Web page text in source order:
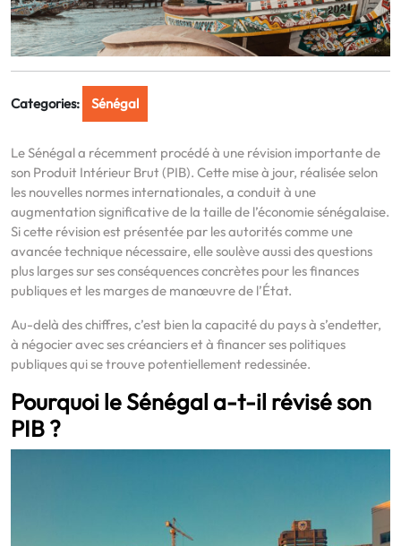
Categories: Sénégal
Le Sénégal a récemment procédé à une révision importante de
son Produit Intérieur Brut (PIB). Cette mise à jour, réalisée selon
les nouvelles normes internationales, a conduit à une
augmentation significative de la taille de l’économie sénégalaise.
Si cette révision est présentée par les autorités comme une
avancée technique nécessaire, elle soulève aussi des questions
plus larges sur ses conséquences concrètes pour les finances
publiques et les marges de manœuvre de l’État.
Au-delà des chiffres, c’est bien la capacité du pays à s’endetter,
à négocier avec ses créanciers et à financer ses politiques
publiques qui se trouve potentiellement redessinée.
Pourquoi le Sénégal a-t-il révisé son
PIB ?